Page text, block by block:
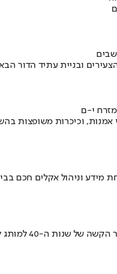
ובניית עתיד הדור
י-ם
מידע וניהול אקלים חכם